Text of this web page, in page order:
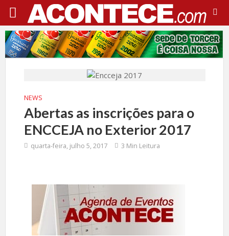
NEWS
Abertas as inscrições para o
ENCCEJA no Exterior 2017
quarta-feira, julho 5, 2017 3 Min Leitura